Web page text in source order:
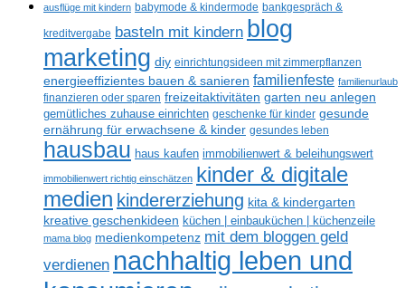
ausflüge mit kindern babymode & kindermode bankgespräch &
kreditvergabe basteln mit kindern blog
marketing diy einrichtungsideen mit zimmerpflanzen
energieeffizientes bauen & sanieren familienfeste familienurlaub
finanzieren oder sparen freizeitaktivitäten garten neu anlegen
gemütliches zuhause einrichten geschenke für kinder gesunde
ernährung für erwachsene & kinder gesundes leben
hausbau haus kaufen immobilienwert & beleihungswert
immobilienwert richtig einschätzen kinder & digitale
medien kindererziehung kita & kindergarten
kreative geschenkideen küchen | einbauküchen | küchenzeile
mama blog medienkompetenz mit dem bloggen geld
verdienen nachhaltig leben und